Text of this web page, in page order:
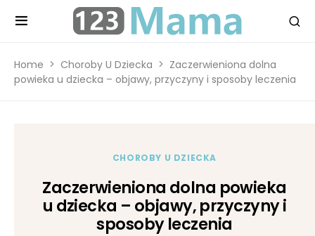
Home Choroby U Dziecka
Zaczerwieniona dolna
powieka u dziecka – objawy, przyczyny i sposoby leczenia
CHOROBY U DZIECKA
Zaczerwieniona dolna powieka
u dziecka – objawy, przyczyny i
sposoby leczenia